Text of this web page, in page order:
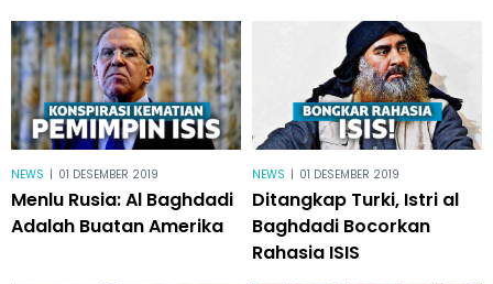
NEWS | 01 DESEMBER 2019
Menlu Rusia: Al Baghdadi
Adalah Buatan Amerika
NEWS | 01 DESEMBER 2019
Ditangkap Turki, Istri al
Baghdadi Bocorkan
Rahasia ISIS